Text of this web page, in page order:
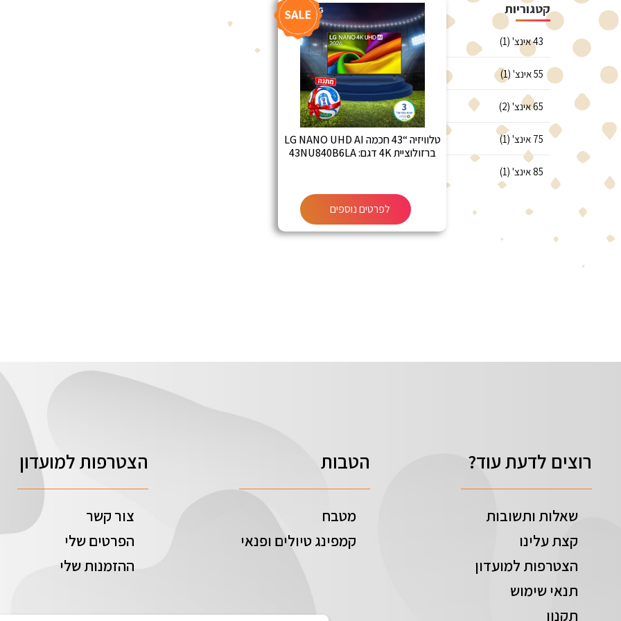
קטגוריות
43 אינצ' (1)
55 אינצ' (1)
65 אינצ' (2)
75 אינצ' (1)
85 אינצ' (1)
טלוויזיה “43 חכמה LG NANO UHD AI
ברזולוציית 4K דגם: 43NU840B6LA
לפרטים נוספים
רוצים לדעת עוד?
שאלות ותשובות
קצת עלינו
הצטרפות למועדון
תנאי שימוש
תקנון
הטבות
מטבח
קמפינג טיולים ופנאי
הצטרפות למועדון
צור קשר
הפרטים שלי
ההזמנות שלי